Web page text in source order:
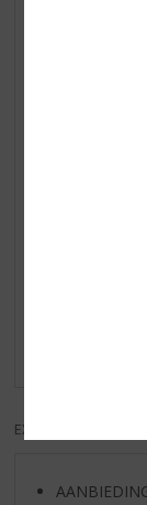
Schrijf een
EXCL. BTW